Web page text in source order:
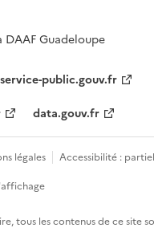
Guadeloupe
service-public.gouv.fr
data.gouv.fr
légales
Accessibilité :
tous les contenus de ce site